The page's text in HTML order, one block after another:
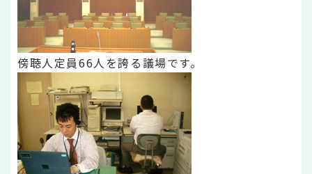
傍聴人定員66人を誇る議場です。